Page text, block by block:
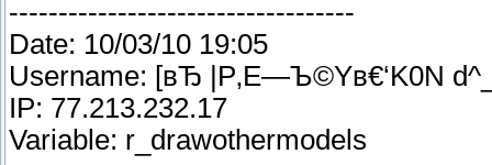
-----------------------------------
Date: 10/03/10 19:05
Username: [вЂ |Р‚Е—Ъ©Yв€‘K0N
IP: 77.213.232.17
Variable: r_drawothermodels